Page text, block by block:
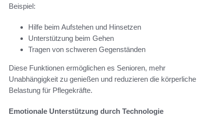
Beispiel:
Hilfe beim Aufstehen und Hinsetzen
Unterstützung beim Gehen
Tragen von schweren Gegenständen
Diese Funktionen ermöglichen es Senioren, mehr
Unabhängigkeit zu genießen und reduzieren die körperliche
Belastung für Pflegekräfte.
Emotionale Unterstützung durch Technologie